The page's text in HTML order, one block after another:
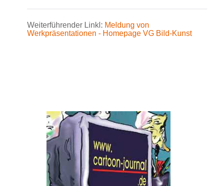
Weiterführender Linkl: Meldung von
Werkpräsentationen - Homepage VG Bild-Kunst